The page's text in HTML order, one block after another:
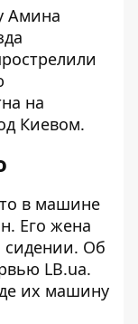
Амина
на
Киевом.
в машине
Его жена
сидении. Об
LB.ua.
их машину